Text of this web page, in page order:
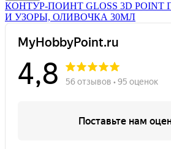
КОНТУР-ПОИНТ GLOSS 3D
И УЗОРЫ, ОЛИВОЧКА 30МЛ